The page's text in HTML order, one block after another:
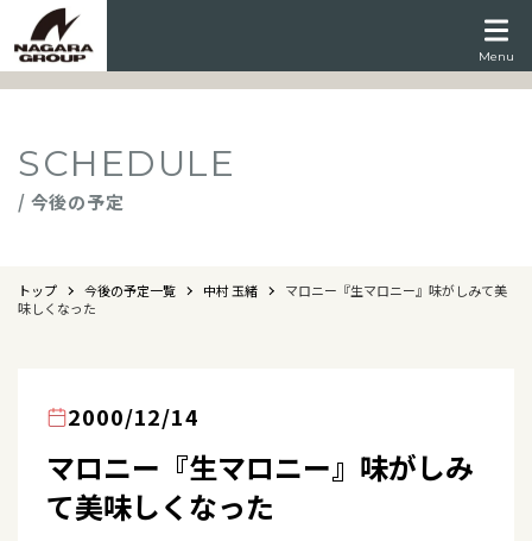
Menu
SCHEDULE
/ 今後の予定
トップ 今後の予定一覧 中村 玉緒
マロニー『生マロニー』味がしみて美
味しくなった
2000/12/14
マロニー『生マロニー』味がしみ
て美味しくなった